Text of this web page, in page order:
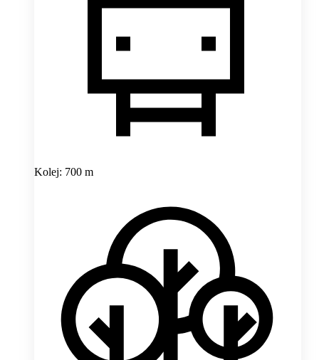
Kolej: 700 m